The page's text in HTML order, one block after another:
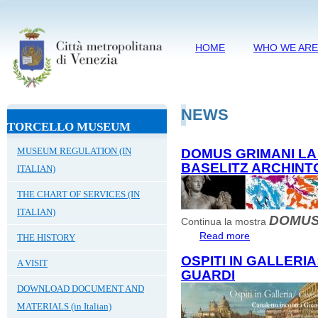
HOME WHO WE ARE
TORCELLO MUSEUM
MUSEUM REGULATION (IN
ITALIAN)
THE CHART OF SERVICES (IN
ITALIAN)
THE HISTORY
A VISIT
DOWNLOAD DOCUMENT AND
MATERIALS (in Italian)
NEWS
DOMUS GRIMANI
BASELITZ
Continua la mostra
Read more
OSPITI IN
GUARDI